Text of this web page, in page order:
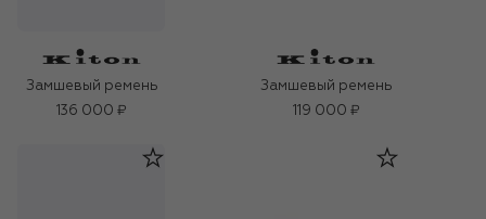
Замшевый ремень
136 000 ₽
Замшевый ремень
119 000 ₽